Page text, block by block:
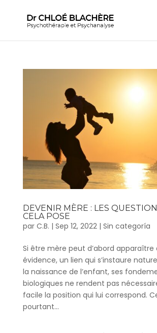
DEVENIR MÈRE : LES
CELA POSE
par C.B. | Sep 12, 2022| Sin categoría
Si être mère peut d’abord
évidence, un lien qui s’instaure
la naissance de l’enfant, ses
biologiques ne rendent pas
facile la position qui lui correspond.
pourtant...